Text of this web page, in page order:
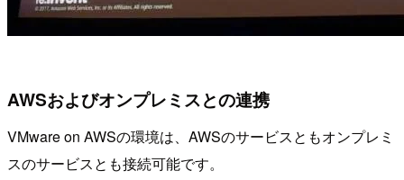
AWSおよびオンプレミスとの連携
VMware on AWSの環境は、AWSのサービスともオンプレミ
スのサービスとも接続可能です。